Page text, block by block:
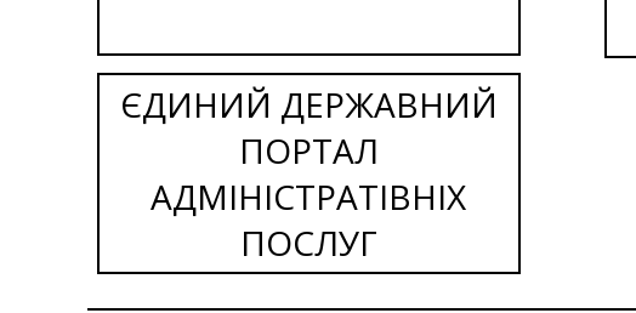
ЄДИНИЙ ДЕРЖАВНИЙ
ПОРТАЛ
АДМІНІСТРАТІВНІХ
ПОСЛУГ